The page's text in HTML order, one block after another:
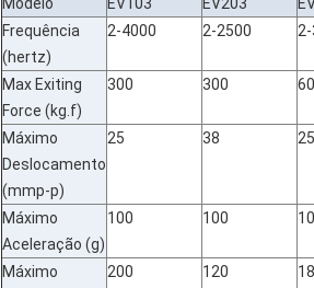
Modelo EV103 EV203
Frequência
(hertz)
2-4000 2-2500
Max Exiting
Force (kg.f)
300 300
Máximo
Deslocamento
(mmp-p)
25 38 25
Máximo
Aceleração (g)
100 100
Máximo
200 120